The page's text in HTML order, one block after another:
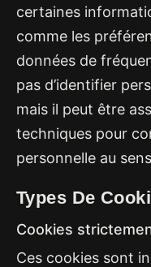
certaines
comme les
données de
pas d’identifier
mais il peut être
techniques pour
personnelle au
Types De
Cookies
Ces cookies sont